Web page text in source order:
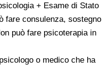
+ Esame di Stato
fare consulenza, sostegno
può fare psicoterapia in
o medico che ha